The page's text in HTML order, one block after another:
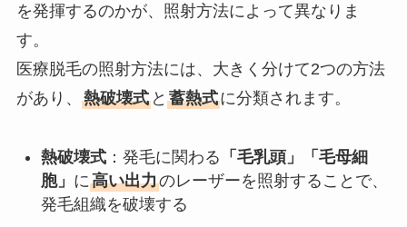
を発揮するのかが、照射方法によって異なりま
す。
医療脱毛の照射方法には、大きく分けて2つの方法
があり、 熱破壊式と 蓄熱式に分類されます。
熱破壊式：発毛に関わる 「毛乳頭」「毛母細
胞」 に高い出力のレーザーを照射することで、
発毛組織を破壊する